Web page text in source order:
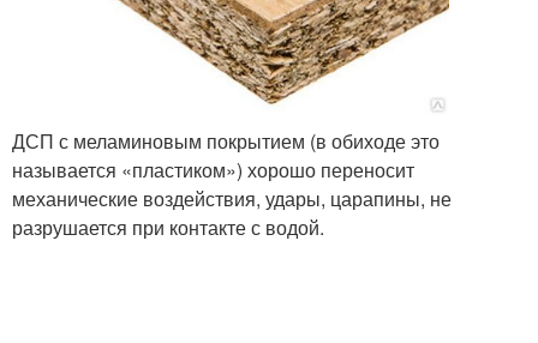
ДСП с меламиновым покрытием (в обиходе это
называется «пластиком») хорошо переносит
механические воздействия, удары, царапины, не
разрушается при контакте с водой.